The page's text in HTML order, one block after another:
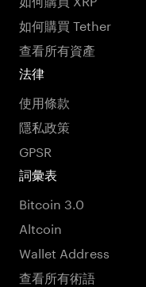
如何購買 Tether
查看所有資產
法律
使用條款
隱私政策
GPSR
詞彙表
Bitcoin 3.0
Altcoin
Wallet Address
查看所有術語